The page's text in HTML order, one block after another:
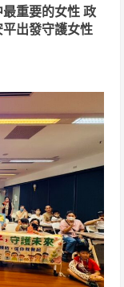
重要的女性 政
出發守護女性